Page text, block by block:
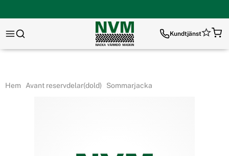
Kundtjänst
Hem Avant reservdelar(dold) Sommarjacka